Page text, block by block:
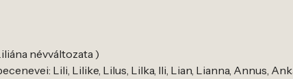
névváltozata )
Lili, Lilike, Lilus, Lilka, Ili, Lian, Lianna, Annus,